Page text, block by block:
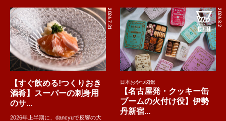
2026.7.31
【すぐ飲める!つくりおき
酒肴】スーパーの刺身用
のサ...
2026年上半期に、dancyuで反響の大
2026.8.2
日本おやつ図鑑
【名古屋発・クッキー缶
ブームの火付け役】伊勢
丹新宿...